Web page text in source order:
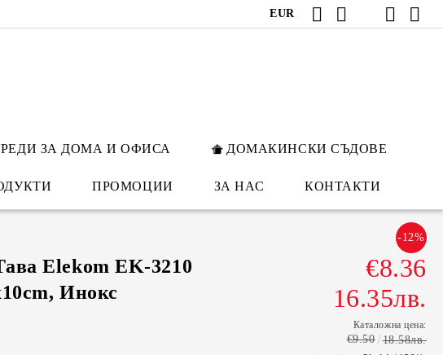
EUR
ЗА ДОМА И ОФИСА ДОМАКИНСКИ СЪДОВЕ
ПРОМОЦИИ ЗА НАС КОНТАКТИ
Elekom EK-3210
Инокс
-12%
€8.36
16.35лв.
Каталожна цена:
€9.50 18.58лв.